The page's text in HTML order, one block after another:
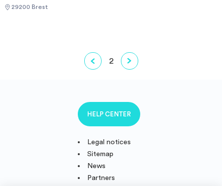
29200 Brest
2
Legal notices
Sitemap
News
Partners
HELP CENTER